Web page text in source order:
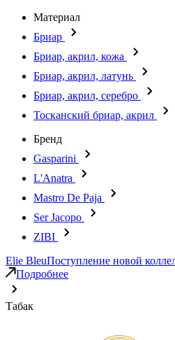
Материал
Бриар
Бриар, акрил, кожа
Бриар, акрил, латунь
Бриар, акрил, серебро
Тосканский бриар, акрил
Бренд
Gasparini
L'Anatra
Mastro De Paja
Ser Jacopo
ZIBI
Elie BleuПоступление новой
Подробнее
Табак